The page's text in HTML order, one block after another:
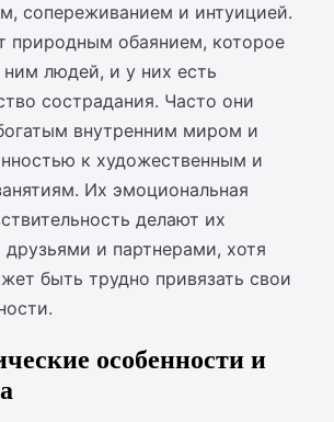
сопереживанием и интуицией.
природным обаянием, которое
ним людей, и у них есть
сострадания. Часто они
внутренним миром и
к художественным и
Их эмоциональная
делают их
и партнерами, хотя
быть трудно привязать свои
особенности и